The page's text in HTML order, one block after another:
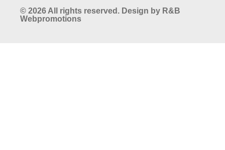
© 2026 All rights reserved. Design by R&B
Webpromotions